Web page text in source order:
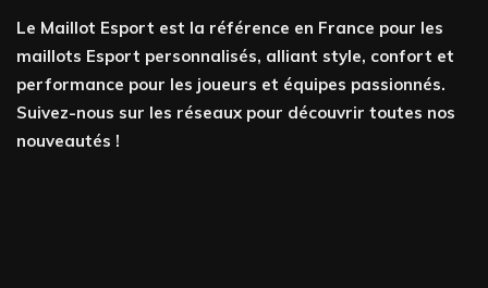
Le Maillot Esport est la référence en France pour les
maillots Esport personnalisés, alliant style, confort et
performance pour les joueurs et équipes passionnés.
Suivez-nous sur les réseaux pour découvrir toutes nos
nouveautés !